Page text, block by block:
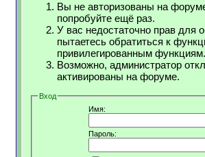
Вы не авторизованы на
попробуйте ещё раз.
У вас недостаточно прав для
пытаетесь обратиться к
привилегированным функциям.
Возможно, администратор
активированы на форуме.
Вход
Имя:
Пароль: